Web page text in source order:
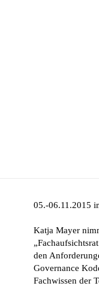
05.-06.11.2015
Katja Mayer
den
Governance
Fachwissen der